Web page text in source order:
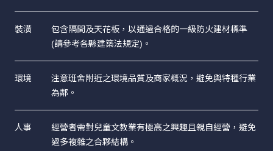
裝潢
包含隔間及天花板，以通過合格的一級防火建材標準
(請參考各縣建築法規定)。
環境
注意班舍附近之環境品質及商家概況，避免與特種行業
為鄰。
人事
經營者需對兒童文教業有極高之興趣且親自經營，避免
過多複雜之合夥結構。